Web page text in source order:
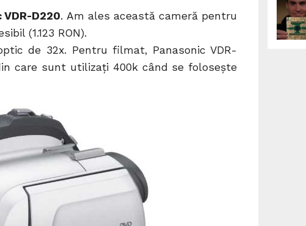
VDR-D220. Am ales această cameră pentru
(1.123 RON).
de 32x. Pentru filmat, Panasonic VDR-
care sunt utilizaţi 400k când se foloseşte